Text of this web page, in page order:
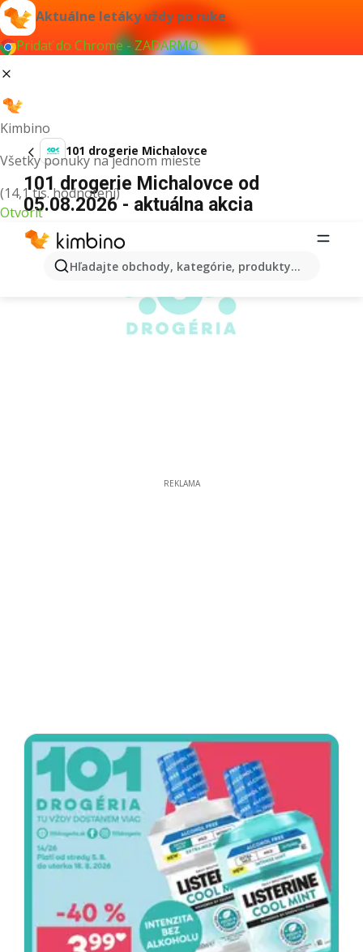
Aktuálne letáky vždy po ruke
Pridať do Chrome - ZADARMO
Kimbino
Všetky ponuky na jednom mieste
(14,1 tis. hodnotení)
Otvoriť
Hľadajte obchody, kategórie, produkty...
101 drogerie Michalovce
101 drogerie Michalovce od
05.08.2026 - aktuálna akcia
REKLAMA